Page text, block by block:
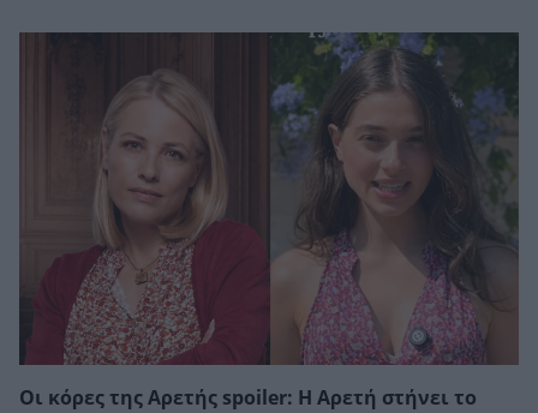
Οι κόρες της Αρετής spoiler: Η Αρετή στήνει το